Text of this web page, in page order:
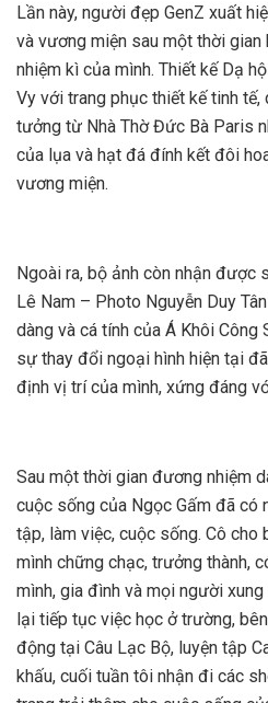
Lần này, người đẹp GenZ xuất
và vương miện sau một thời
nhiệm kì của mình. Thiết kế Dạ
Vy với trang phục thiết kế tinh tế,
tưởng từ Nhà Thờ Đức Bà Paris
của lụa và hạt đá đính kết đôi
vương miện.
Ngoài ra, bộ ảnh còn nhận được
Lê Nam – Photo Nguyễn Duy
dàng và cá tính của Á Khôi
sự thay đổi ngoại hình hiện tại
định vị trí của mình, xứng đáng
Sau một thời gian đương nhiệm
cuộc sống của Ngọc Gấm đã có
tập, làm việc, cuộc sống. Cô cho
mình chững chạc, trưởng thành,
mình, gia đình và mọi người
lại tiếp tục việc học ở trường,
động tại Câu Lạc Bộ, luyện tập
khấu, cuối tuần tôi nhận đi các